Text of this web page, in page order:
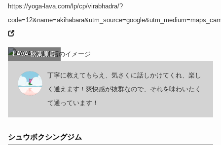
https://yoga-lava.com/lp/cp/virabhadra/?
LAVA 秋葉原店
丁寧に教えてもらえ、気さくに話しかけてくれ、楽し
く通えます！爽快感が抜群なので、それを味わいたく
て通っています！
シュウボクシングジム